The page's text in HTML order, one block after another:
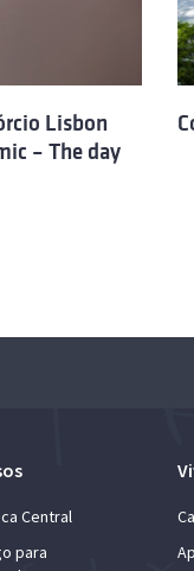
Lisbon
– The day
Central
para